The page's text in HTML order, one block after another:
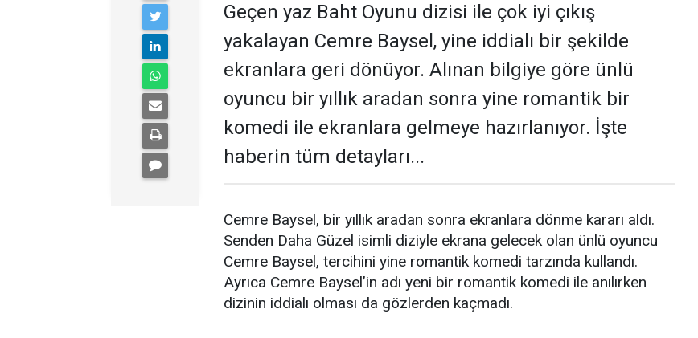
Geçen yaz Baht Oyunu dizisi ile çok iyi çıkış
yakalayan Cemre Baysel, yine iddialı bir şekilde
ekranlara geri dönüyor. Alınan bilgiye göre ünlü
oyuncu bir yıllık aradan sonra yine romantik bir
komedi ile ekranlara gelmeye hazırlanıyor. İşte
haberin tüm detayları...
Cemre Baysel, bir yıllık aradan sonra ekranlara dönme kararı aldı.
Senden Daha Güzel isimli diziyle ekrana gelecek olan ünlü oyuncu
Cemre Baysel, tercihini yine romantik komedi tarzında kullandı.
Ayrıca Cemre Baysel’in adı yeni bir romantik komedi ile anılırken
dizinin iddialı olması da gözlerden kaçmadı.